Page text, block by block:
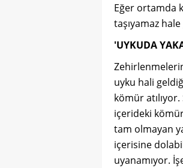
Eğer ortamda
taşıyamaz
'UYKUDA
uyku hali
kömür
içerideki
tam olmayan
içerisine
uyanamıyor.